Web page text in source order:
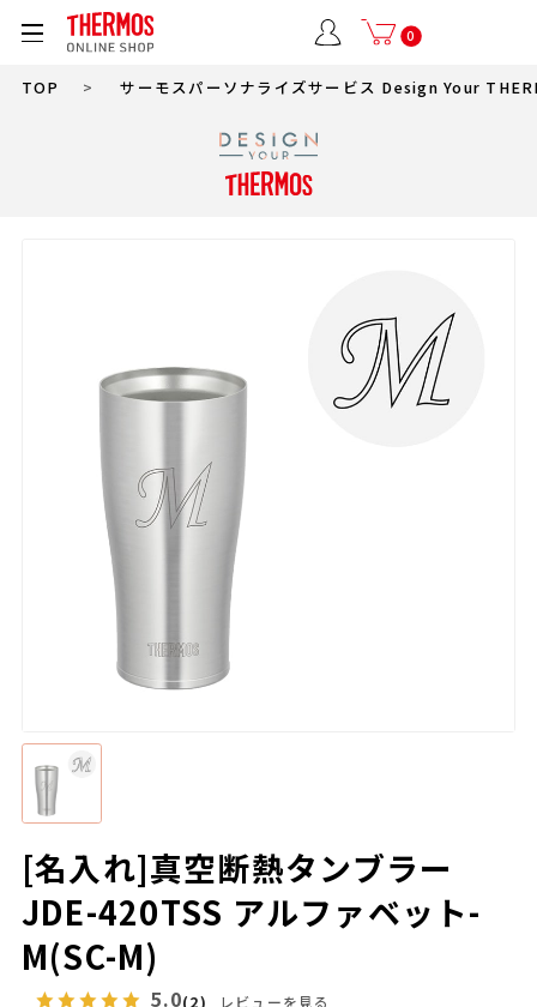
0
TOP > サーモスパーソナライズサービス Design Your
[名入れ]真空断熱タンブラー
JDE-420TSS アルファベット-
M(SC-M)
5.0(2) レビューを見る